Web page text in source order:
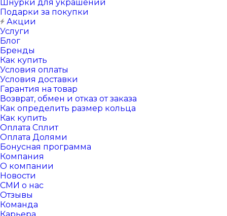
Шнурки для украшений
Подарки за покупки
Акции
Услуги
Блог
Бренды
Как купить
Условия оплаты
Условия доставки
Гарантия на товар
Возврат, обмен и отказ от заказа
Как определить размер кольца
Как купить
Оплата Сплит
Оплата Долями
Бонусная программа
Компания
О компании
Новости
СМИ о нас
Отзывы
Команда